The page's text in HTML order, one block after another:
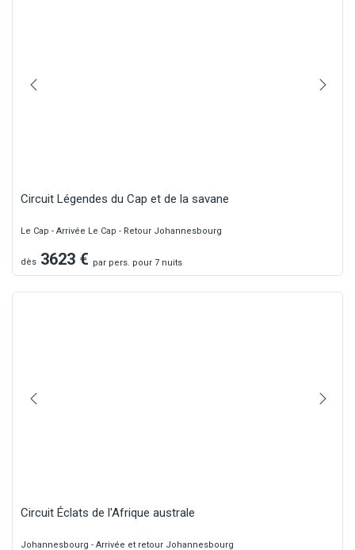
Circuit Légendes du Cap et de la savane
Le Cap - Arrivée Le Cap - Retour Johannesbourg
dès 3623 € par pers. pour 7 nuits
Circuit Éclats de l'Afrique australe
Johannesbourg - Arrivée et retour Johannesbourg